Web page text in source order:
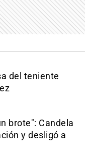
del teniente
brote": Candela
y desligó a